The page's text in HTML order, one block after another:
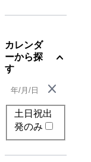
カレンダ
ーから探
す
expand_more
close
土日祝出
発のみ